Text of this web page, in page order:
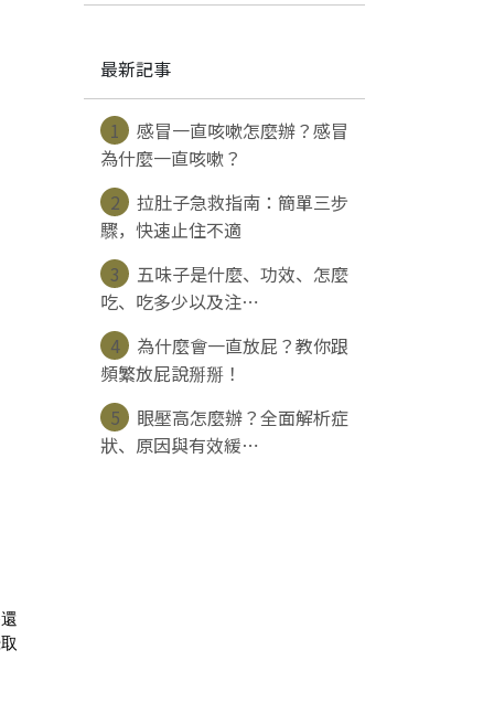
最新記事
1
感冒一直咳嗽怎麼辦？感冒
為什麼一直咳嗽？
2
拉肚子急救指南：簡單三步
驟，快速止住不適
3
五味子是什麼、功效、怎麼
吃、吃多少以及注⋯
4
為什麼會一直放屁？教你跟
頻繁放屁說掰掰！
5
眼壓高怎麼辦？全面解析症
狀、原因與有效緩⋯